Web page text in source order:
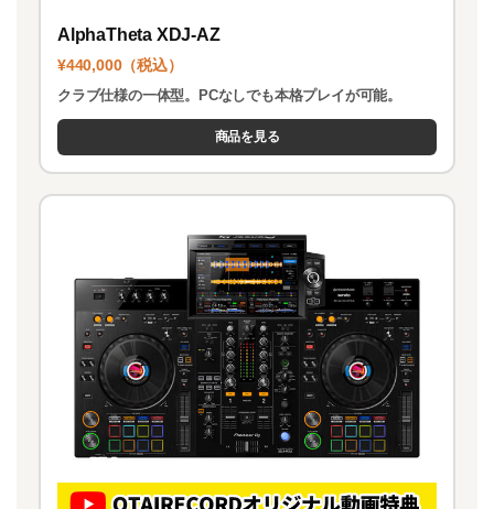
AlphaTheta XDJ-AZ
¥440,000（税込）
クラブ仕様の一体型。PCなしでも本格プレイが可能。
商品を見る